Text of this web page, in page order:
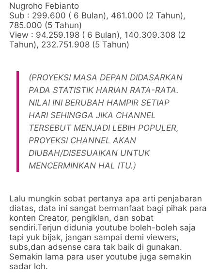
Nugroho Febianto
Sub : 299.600 ( 6 Bulan), 461.000 (2 Tahun),
785.000 (5 Tahun)
View : 94.259.198 ( 6 Bulan), 140.309.308 (2
Tahun), 232.751.908 (5 Tahun)
(PROYEKSI MASA DEPAN DIDASARKAN
PADA STATISTIK HARIAN RATA-RATA.
NILAI INI BERUBAH HAMPIR SETIAP
HARI SEHINGGA JIKA CHANNEL
TERSEBUT MENJADI LEBIH POPULER,
PROYEKSI CHANNEL AKAN
DIUBAH/DISESUAIKAN UNTUK
MENCERMINKAN HAL ITU.)
Lalu mungkin sobat pertanya apa arti penjabaran
diatas, data ini sangat bermanfaat bagi pihak para
konten Creator, pengiklan, dan sobat
sendiri.Terjun didunia youtube boleh-boleh saja
tapi yuk bijak, jangan sampai demi viewers,
subs,dan adsense cara tak baik di gunakan.
Semakin lama para user youtube juga semakin
sadar loh.